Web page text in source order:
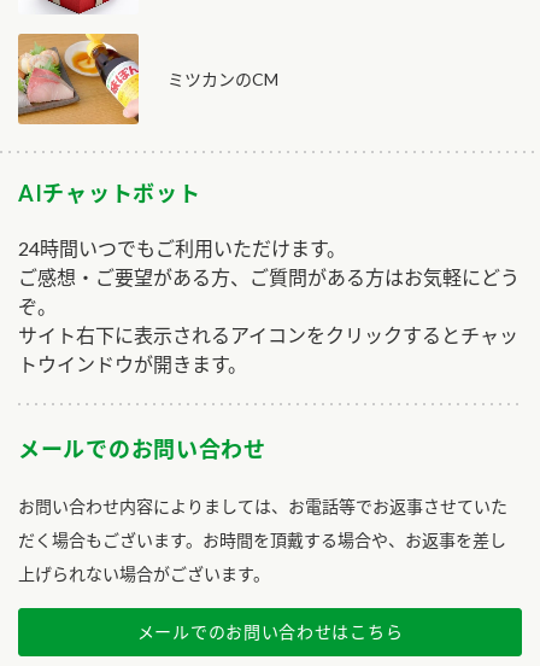
ミツカンのCM
AIチャットボット
24時間いつでもご利用いただけます。
ご感想・ご要望がある方、ご質問がある方はお気軽にどう
ぞ。
サイト右下に表示されるアイコンをクリックするとチャッ
トウインドウが開きます。
メールでのお問い合わせ
お問い合わせ内容によりましては、お電話等でお返事させていた
だく場合もございます。お時間を頂戴する場合や、お返事を差し
上げられない場合がございます。
メールでのお問い合わせはこちら